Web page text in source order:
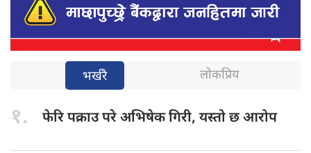
भर्खरै लोकप्रिय
१. फेरि पक्राउपरे अभिषेक गिरी, यस्तो छ आरोप